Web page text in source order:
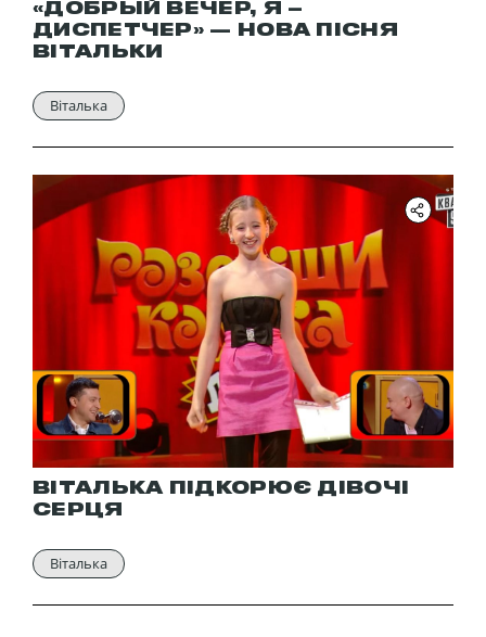
«ДОБРЫЙ ВЕЧЕР, Я –
ДИСПЕТЧЕР» — НОВА ПІСНЯ
ВІТАЛЬКИ
Віталька
ВІТАЛЬКА ПІДКОРЮЄ ДІВОЧІ
СЕРЦЯ
Віталька